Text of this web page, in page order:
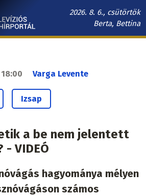
2026. 8. 6., csütörtök
Berta, Bettina
Varga Levente
Izsap
a be nem jelentett
- VIDEÓ
hagyománya mélyen
számos